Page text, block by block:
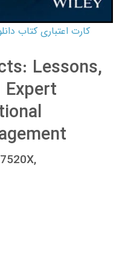
Lessons,
Expert